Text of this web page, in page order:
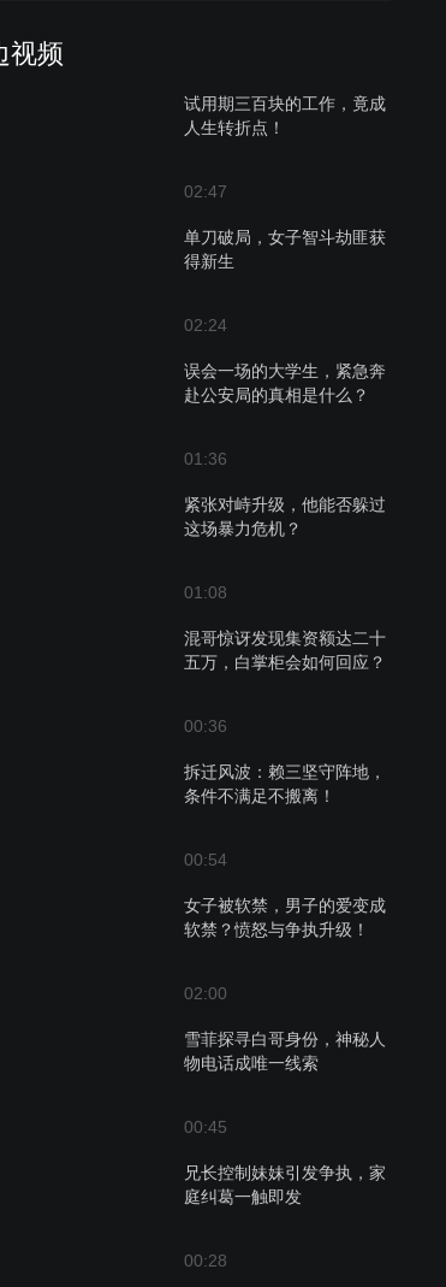
视频
试用期三百块的工作，竟成
人生转折点！
02:47
单刀破局，女子智斗劫匪获
得新生
02:24
误会一场的大学生，紧急奔
赴公安局的真相是什么？
01:36
紧张对峙升级，他能否躲过
这场暴力危机？
01:08
混哥惊讶发现集资额达二十
五万，白掌柜会如何回应？
00:36
拆迁风波：赖三坚守阵地，
条件不满足不搬离！
00:54
女子被软禁，男子的爱变成
软禁？愤怒与争执升级！
02:00
雪菲探寻白哥身份，神秘人
物电话成唯一线索
00:45
兄长控制妹妹引发争执，家
庭纠葛一触即发
00:28